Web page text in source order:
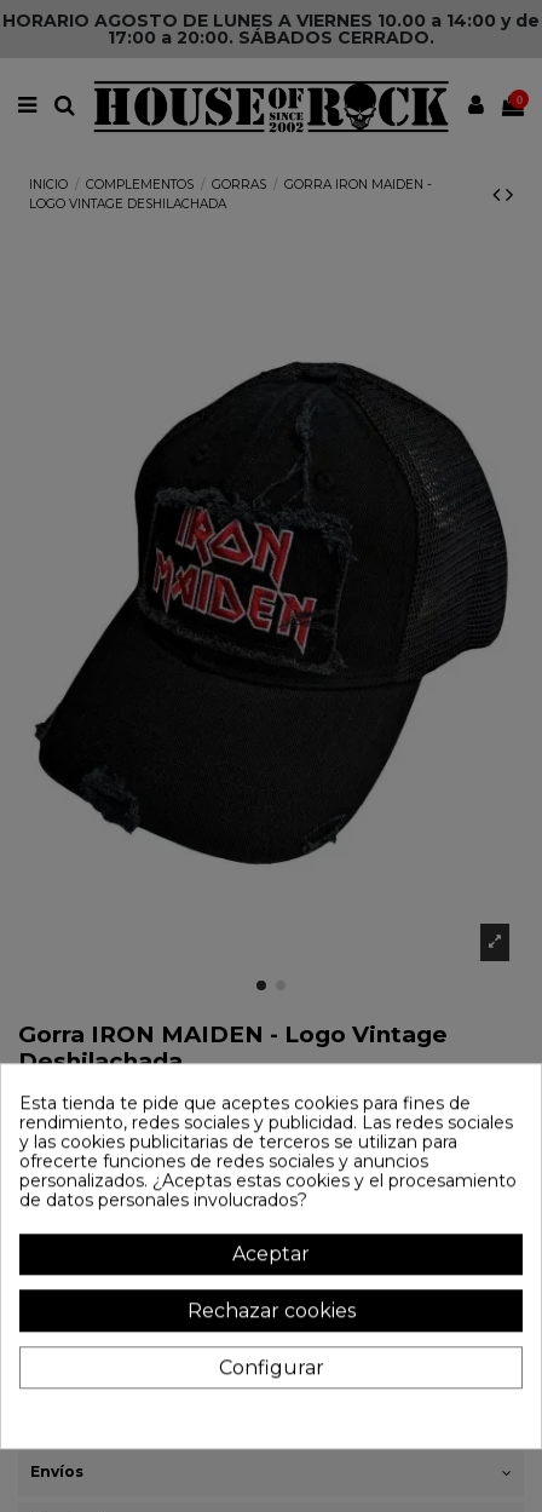
HORARIO AGOSTO DE LUNES A VIERNES 10.00 a 14:00 y de
17:00 a 20:00. SÁBADOS CERRADO.
0
INICIO COMPLEMENTOS GORRAS
GORRA IRON MAIDEN -
LOGO VINTAGE DESHILACHADA
Gorra IRON MAIDEN - Logo Vintage
Deshilachada
Gorra oficial de importación. Excelente calidad.
Parche Logo frontal y visera deshilachados para darle aspecto vintage.
Parte trasera con rejilla y ajustable en tamaño.
Referencia CAP-73
20,90 €
NWOBHM
Envíos
Esta tienda te pide que aceptes cookies para fines de
rendimiento, redes sociales y publicidad. Las redes sociales
y las cookies publicitarias de terceros se utilizan para
ofrecerte funciones de redes sociales y anuncios
personalizados. ¿Aceptas estas cookies y el procesamiento
de datos personales involucrados?
Aceptar
Rechazar cookies
Configurar